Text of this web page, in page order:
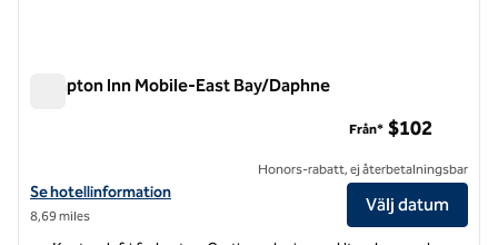
Hampton Inn Mobile-East Bay/Daphne
Visa hotelldetaljer för Hampton Inn Mobile-East Bay/Daphne
Se hotellinformation
8,69 miles
Från* $102
Honors-rabatt, ej återbetalningsbar
Välj datum